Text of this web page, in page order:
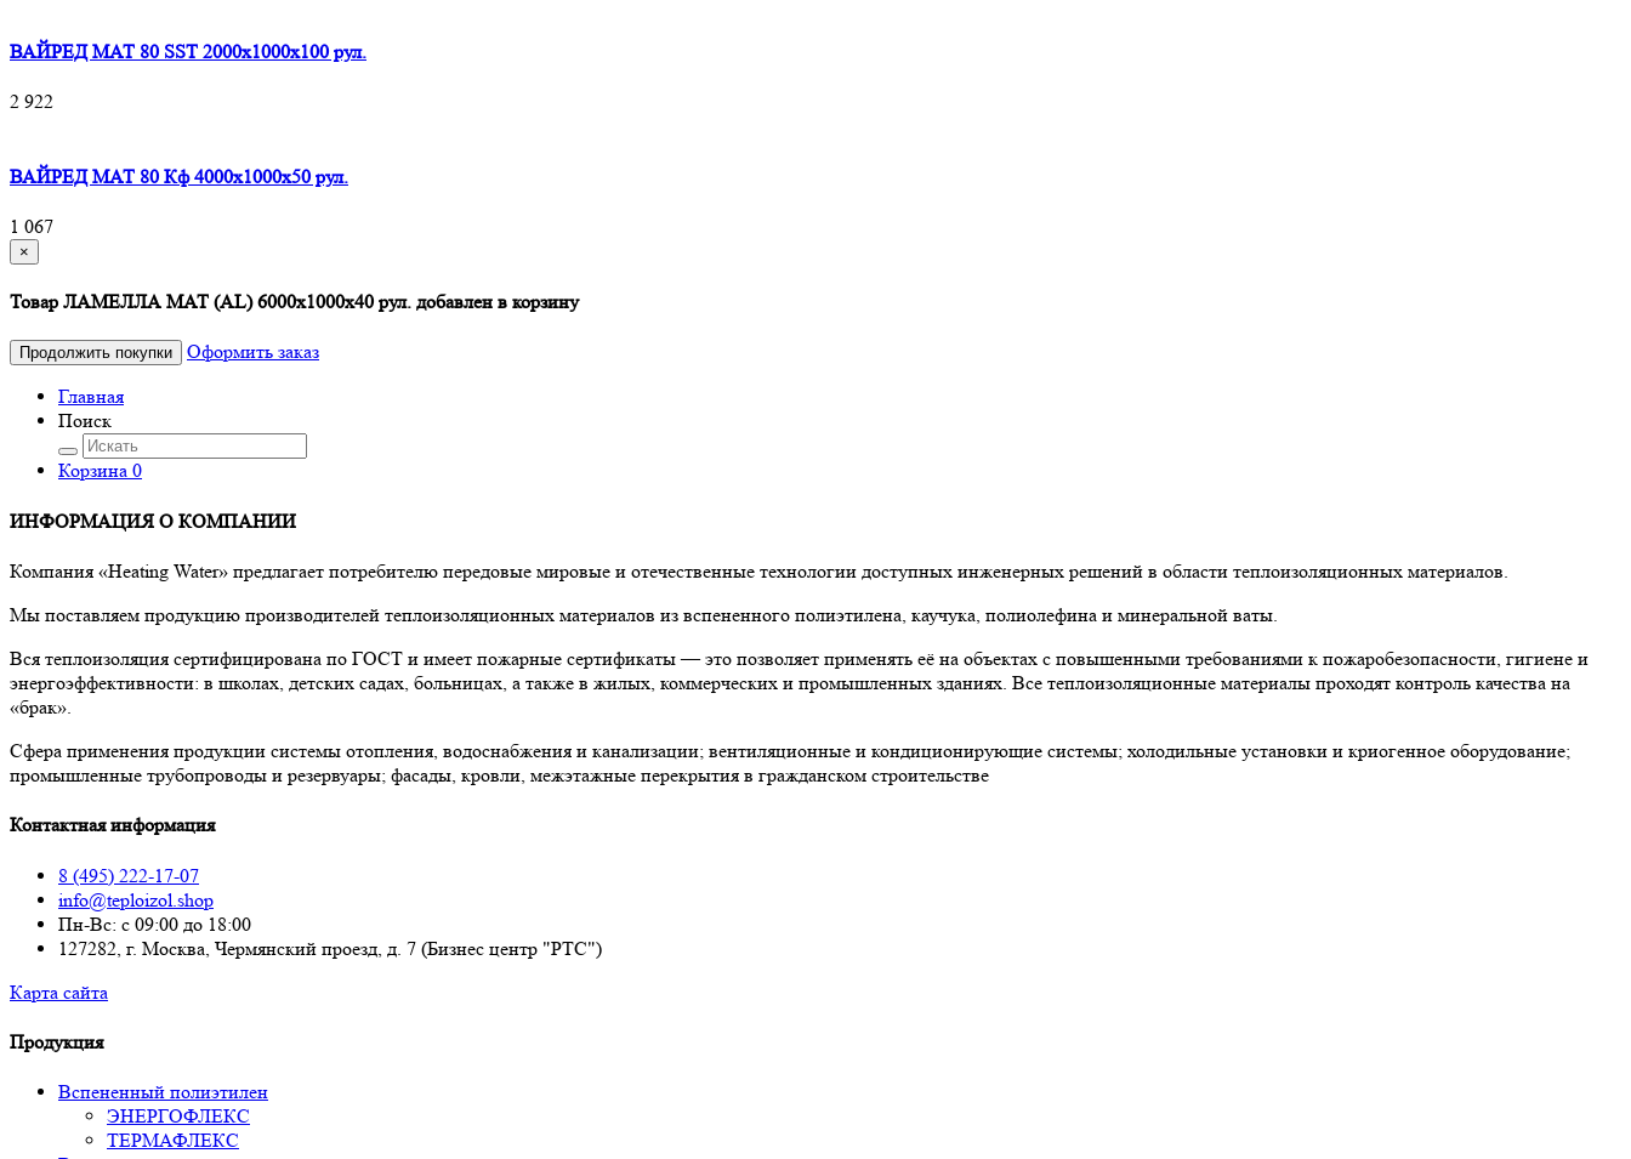
ВАЙРЕД МАТ 80 SST 2000x1000x100 рул.
2 922
ВАЙРЕД МАТ 80 Кф 4000x1000x50 рул.
1 067
×
Товар ЛАМЕЛЛА МАТ (AL) 6000х1000х40 рул. добавлен в корзину
Продолжить покупки
Оформить заказ
Главная
Поиск
Корзина 0
ИНФОРМАЦИЯ О КОМПАНИИ
Компания «Heating Water» предлагает потребителю передовые мировые и отечественные технологии доступных инженерных решений в области теплоизоляционных материалов.
Мы поставляем продукцию производителей теплоизоляционных материалов из вспененного полиэтилена, каучука, полиолефина и минеральной ваты.
Вся теплоизоляция сертифицирована по ГОСТ и имеет пожарные сертификаты — это позволяет применять её на объектах с повышенными требованиями к пожаробезопасности, гигиене и
энергоэффективности: в школах, детских садах, больницах, а также в жилых, коммерческих и промышленных зданиях. Все теплоизоляционные материалы проходят контроль качества на
«брак».
Сфера применения продукции системы отопления, водоснабжения и канализации; вентиляционные и кондиционирующие системы; холодильные установки и криогенное оборудование;
промышленные трубопроводы и резервуары; фасады, кровли, межэтажные перекрытия в гражданском строительстве
Контактная информация
8 (495) 222-17-07
info@teploizol.shop
Пн-Вс: с 09:00 до 18:00
127282, г. Москва, Чермянский проезд, д. 7 (Бизнес центр "РТС")
Карта сайта
Продукция
Вспененный полиэтилен
ЭНЕРГОФЛЕКС
ТЕРМАФЛЕКС